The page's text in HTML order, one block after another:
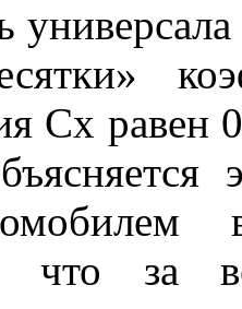
Сх равен
что за